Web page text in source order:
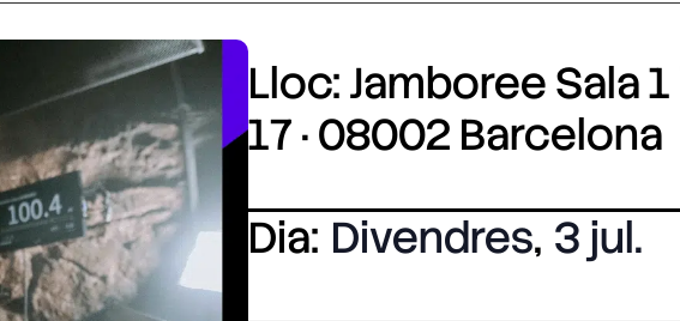
Lloc: Jamboree Sala
17 · 08002 Barcelona
Dia: Divendres, 3 jul.